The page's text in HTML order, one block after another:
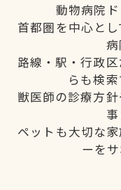
動物病院ド
首都圏を中心と
病
路線・駅・行政
らも検
獣医師の診療方
ペットも大切な
ーを